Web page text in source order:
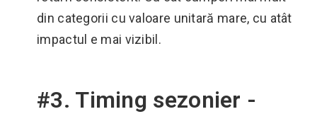
din categorii cu valoare unitară mare, cu atât
impactul e mai vizibil.
#3. Timing sezonier -